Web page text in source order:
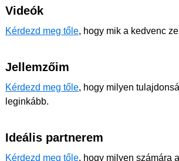
Videók
Kérdezd meg tőle, hogy mik a kedvenc
Jellemzőim
Kérdezd meg tőle, hogy milyen
leginkább.
Ideális partnerem
Kérdezd meg tőle, hogy milyen számára